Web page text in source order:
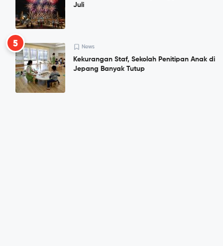
Juli
5 News
Kekurangan Staf, Sekolah Penitipan Anak di
Jepang Banyak Tutup